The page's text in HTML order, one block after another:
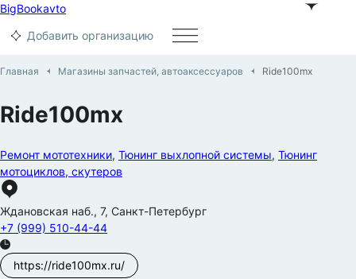
BigBookavto
Добавить организацию
Главная Магазины запчастей, автоаксессуаров Ride100mx
Ride100mx
Ремонт мототехники, Тюнинг выхлопной системы, Тюнинг
мотоциклов, скутеров
Ждановская наб., 7, Санкт-Петербург
+7 (999) 510-44-44
https://ride100mx.ru/